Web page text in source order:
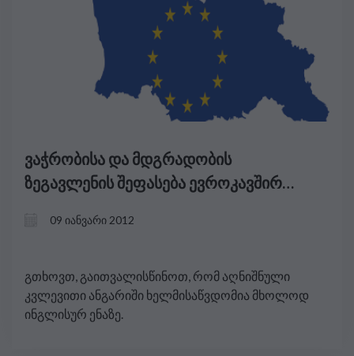
ვაჭრობისა და მდგრადობის
ზეგავლენის შეფასება ევროკავშირსა
ყოვლისმომცველი თავისუფალი
შეთანხმების (DFCTA)
მოლაპარაკებების მხარდასაჭერად
09 იანვარი 2012
გთხოვთ, გაითვალისწინოთ, რომ აღნიშნული
კვლევითი ანგარიში ხელმისაწვდომია მხოლოდ
ინგლისურ ენაზე.